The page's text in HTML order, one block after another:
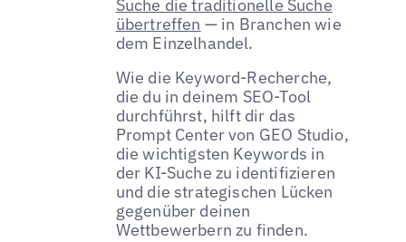
Suche die traditionelle Suche
übertreffen — in Branchen wie
dem Einzelhandel.
Wie die Keyword-Recherche,
die du in deinem SEO-Tool
durchführst, hilft dir das
Prompt Center von GEO Studio,
die wichtigsten Keywords in
der KI-Suche zu identifizieren
und die strategischen Lücken
gegenüber deinen
Wettbewerbern zu finden.